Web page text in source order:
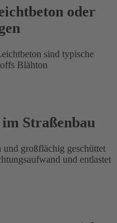
oder
sind typische
Blähton
Straßenbau
großflächig geschüttet
und entlastet